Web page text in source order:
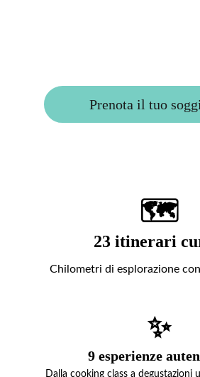
Prenota il tuo
23 itinerari
Chilometri di esplorazione
9 esperienze
Dalla cooking class a degustazioni
🗺️
✨